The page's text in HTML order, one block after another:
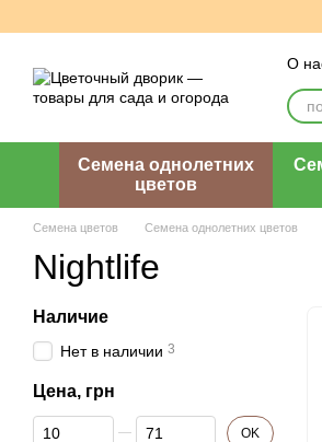
О
Семена однолетних
цветов
Семена цветов Семена однолетних цветов
Nightlife
Наличие
Нет в наличии 3
Цена, грн
От Цена, грн
До Цена, грн OK